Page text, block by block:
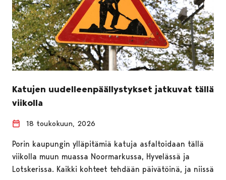
Katujen uudelleenpäällystykset jatkuvat tällä
viikolla
18 toukokuun, 2026
Porin kaupungin ylläpitämiä katuja asfaltoidaan tällä
viikolla muun muassa Noormarkussa, Hyvelässä ja
Lotskerissa. Kaikki kohteet tehdään päivätöinä, ja niissä